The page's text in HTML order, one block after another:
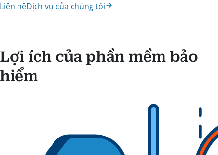
Liên hệDịch vụ của chúng tôi
Lợi ích của phần mềm bảo
hiểm